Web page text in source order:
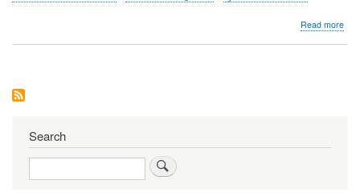
Read more
Search
Search